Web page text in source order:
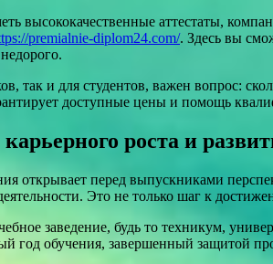
высококачественные аттестаты,
premialnie-diplom24.com/. Здесь вы
так и для студентов, важен вопрос:
доступные цены и помощь
роста и
открывает перед выпускниками
Это не только шаг к
заведение, будь то техникум,
год обучения, завершенный защитой